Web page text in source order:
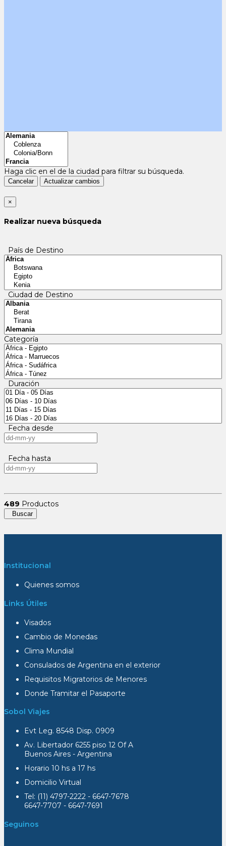
Haga clic en el de la ciudad para filtrar su búsqueda.
Cancelar Actualizar cambios
×
Realizar nueva búsqueda
País de Destino
Ciudad de Destino
Categoría
Duración
Fecha desde
Fecha hasta
489 Productos
Buscar
Institucional
Quienes somos
Links Útiles
Visados
Cambio de Monedas
Clima Mundial
Consulados de Argentina en el exterior
Requisitos Migratorios de Menores
Donde Tramitar el Pasaporte
Sobol Viajes
Evt Leg. 8548 Disp. 0909
Av. Libertador 6255 piso 12 Of A
Buenos Aires - Argentina
Horario 10 hs a 17 hs
Domicilio Virtual
Tel: (11) 4797-2222 - 6647-7678
6647-7707 - 6647-7691
Seguinos